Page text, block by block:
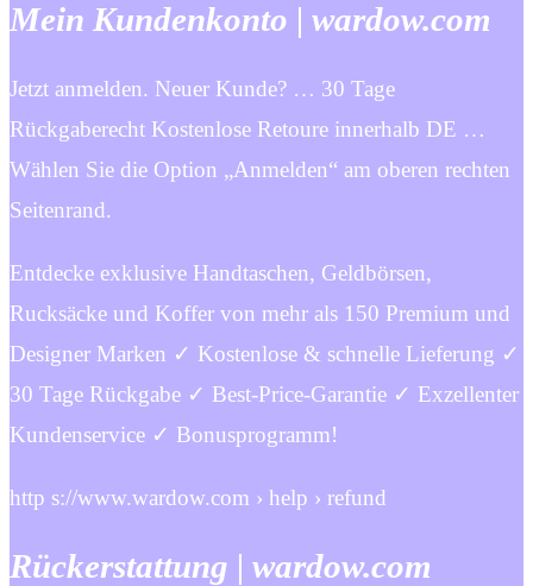
Mein Kundenkonto | wardow.com
Jetzt anmelden. Neuer Kunde? … 30 Tage
Rückgaberecht Kostenlose Retoure innerhalb DE …
Wählen Sie die Option „Anmelden“ am oberen rechten
Seitenrand.
Entdecke exklusive Handtaschen, Geldbörsen,
Rucksäcke und Koffer von mehr als 150 Premium und
Designer Marken ✓ Kostenlose & schnelle Lieferung ✓
30 Tage Rückgabe ✓ Best-Price-Garantie ✓ Exzellenter
Kundenservice ✓ Bonusprogramm!
http s://www.wardow.com › help › refund
Rückerstattung | wardow.com